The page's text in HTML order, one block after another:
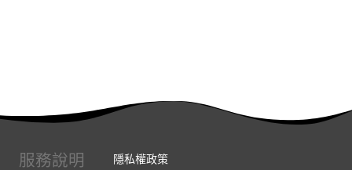
服務說明
隱私權政策